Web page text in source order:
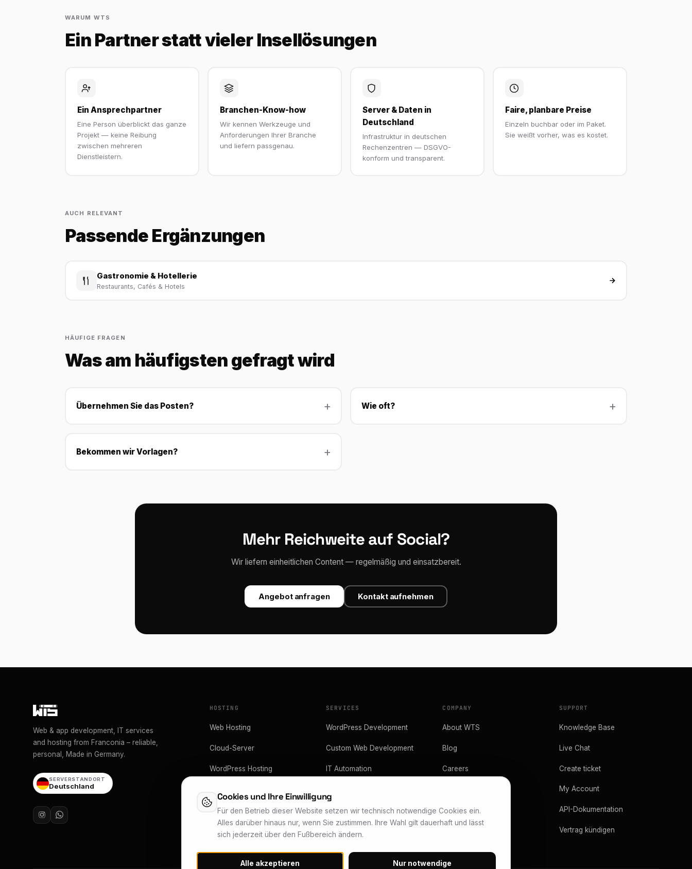
WARUM WTS
Ein Partner statt vieler Insellösungen
Ein Ansprechpartner
Eine Person überblickt das ganze
Projekt — keine Reibung
zwischen mehreren
Dienstleistern.
Branchen-Know-how
Wir kennen Werkzeuge und
Anforderungen Ihrer Branche
und liefern passgenau.
Server & Daten in
Deutschland
Infrastruktur in deutschen
Rechenzentren — DSGVO-
konform und transparent.
Faire, planbare Preise
Einzeln buchbar oder im Paket.
Sie weißt vorher, was es kostet.
AUCH RELEVANT
Passende Ergänzungen
Gastronomie & Hotellerie
Restaurants, Cafés & Hotels
HÄUFIGE FRAGEN
Was am häufigsten gefragt wird
Übernehmen Sie das Posten? Wie oft?
Bekommen wir Vorlagen?
Mehr Reichweite auf Social?
Wir liefern einheitlichen Content — regelmäßig und einsatzbereit.
Angebot anfragen Kontakt aufnehmen
Web & app development, IT services
and hosting from Franconia – reliable,
personal, Made in Germany.
SERVERSTANDORT
Deutschland
HOSTING
Web Hosting
Cloud-Server
WordPress Hosting
SERVICES
WordPress Development
Custom Web Development
IT Automation
IT Services
COMPANY
About WTS
Blog
Careers
Pricing
SUPPORT
Knowledge Base
Live Chat
Create ticket
My Account
API-Dokumentation
Vertrag kündigen
Cookies und Ihre Einwilligung
Für den Betrieb dieser Website setzen wir technisch notwendige Cookies ein.
Alles darüber hinaus nur, wenn Sie zustimmen. Ihre Wahl gilt dauerhaft und lässt
sich jederzeit über den Fußbereich ändern.
Alle akzeptieren Nur notwendige